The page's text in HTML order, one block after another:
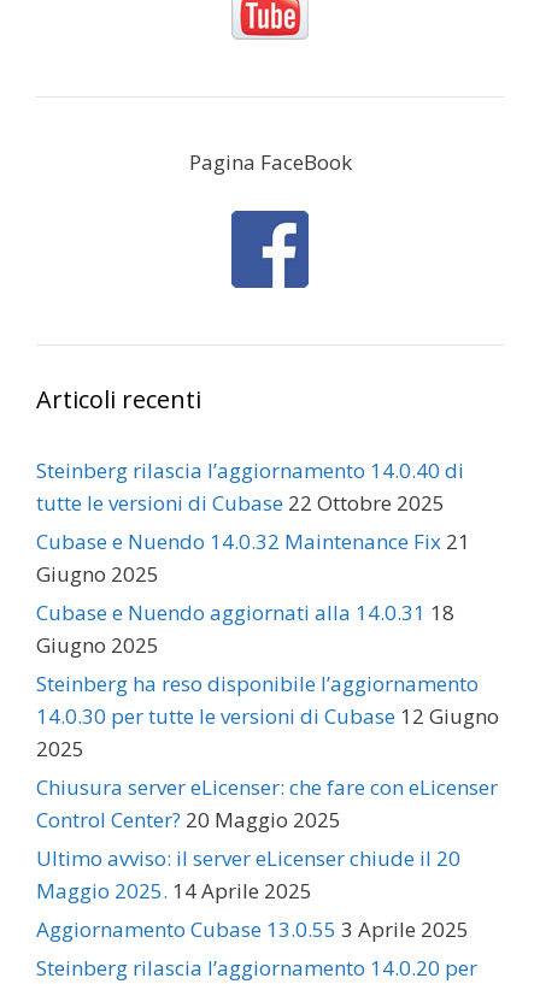
Pagina FaceBook
Articoli recenti
Steinberg rilascia l’aggiornamento 14.0.40 di
tutte le versioni di Cubase 22 Ottobre 2025
Cubase e Nuendo 14.0.32 Maintenance Fix 21
Giugno 2025
Cubase e Nuendo aggiornati alla 14.0.31 18
Giugno 2025
Steinberg ha reso disponibile l’aggiornamento
14.0.30 per tutte le versioni di Cubase 12 Giugno
2025
Chiusura server eLicenser: che fare con eLicenser
Control Center? 20 Maggio 2025
Ultimo avviso: il server eLicenser chiude il 20
Maggio 2025. 14 Aprile 2025
Aggiornamento Cubase 13.0.55 3 Aprile 2025
Steinberg rilascia l’aggiornamento 14.0.20 per